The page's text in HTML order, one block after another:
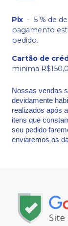
Pix - 5 % de
pagamento
pedido.
Cartão de
minima
Nossas vendas
devidamente
realizados após
itens que
seu pedido
enviaremos os